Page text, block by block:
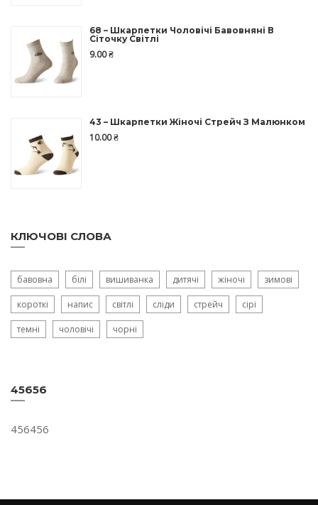
68 – Шкарпетки Чоловічі Бавовняні В
Сіточку Світлі
9.00₴
43 – Шкарпетки Жіночі Стрейч З Малюнком
10.00₴
КЛЮЧОВІ СЛОВА
бавовна білі вишиванка дитячі жіночі зимові
короткі напис світлі сліди стрейч сірі
темні чоловічі чорні
45656
456456